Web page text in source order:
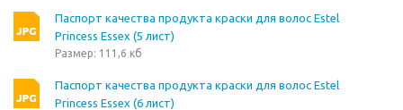
Паспорт качества продукта краски для волос Estel
Princess Essex (5 лист)
Размер: 111,6 кб
Паспорт качества продукта краски для волос Estel
Princess Essex (6 лист)